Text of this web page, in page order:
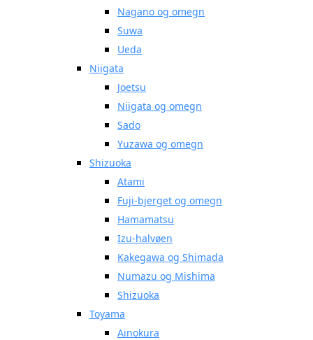
Nagano og omegn
Suwa
Ueda
Niigata
Joetsu
Niigata og omegn
Sado
Yuzawa og omegn
Shizuoka
Atami
Fuji-bjerget og omegn
Hamamatsu
Izu-halvøen
Kakegawa og Shimada
Numazu og Mishima
Shizuoka
Toyama
Ainokura